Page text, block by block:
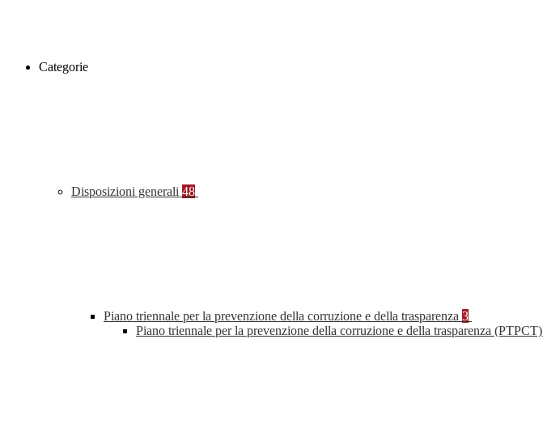
Categorie
Disposizioni generali 48
Piano triennale per la prevenzione della corruzione e della trasparenza 3
Piano triennale per la prevenzione della corruzione e della trasparenza (PTPCT)